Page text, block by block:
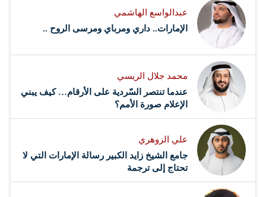
عبدالواسع الهاشمي
الإمارات.. داري ومرباي ومرسى الروح ..
محمد جلال الريسي
عندما تنتصر السّردية على الأرقام… كيف يبني
الإعلام صورة الأمم؟
علي الزوهري
جامع الشيخ زايد الكبير رسالة الإمارات التي لا
تحتاج إلى ترجمة